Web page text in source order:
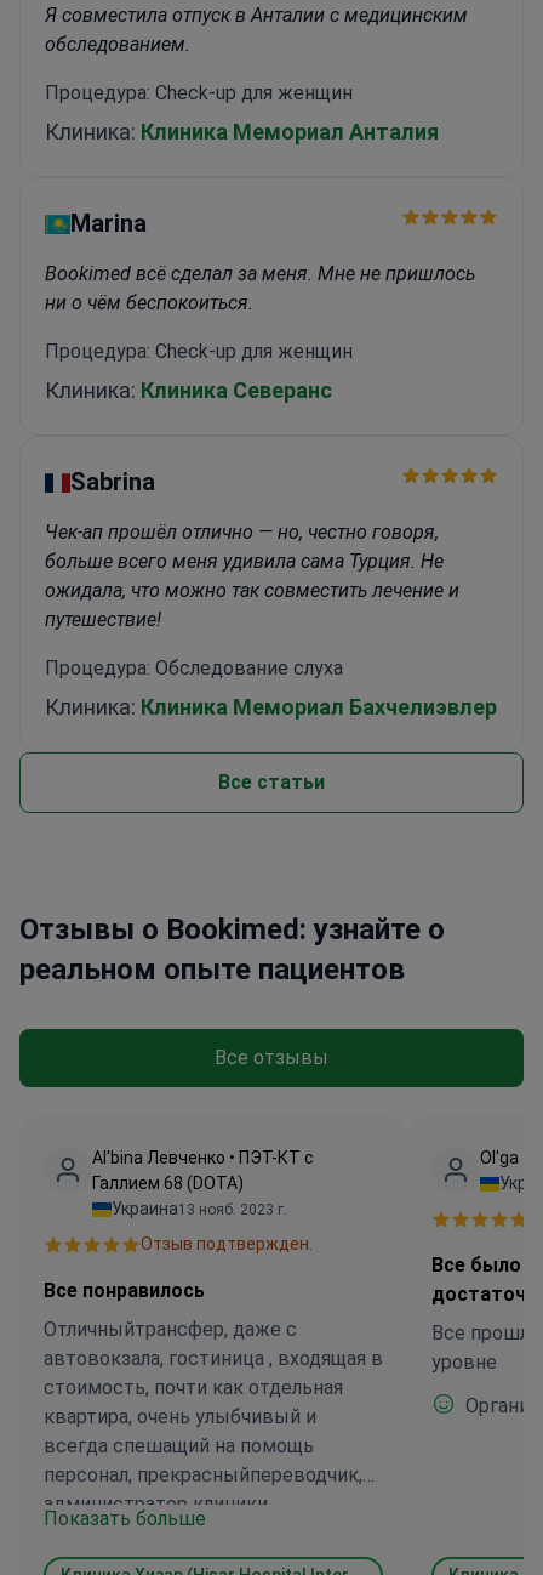
таргетной терапии в соответствии с
уникальным генетическим составом каждой
Я совместила отпуск в Анталии с медицинским
обследованием.
Процедура: Check-up для женщин
Клиника: Клиника Мемориал Анталия
Marina
Bookimed всё сделал за меня. Мне не пришлось
ни о чём беспокоиться.
Процедура: Check-up для женщин
Клиника: Клиника Северанс
Sabrina
Чек-ап прошёл отлично — но, честно говоря,
больше всего меня удивила сама Турция. Не
ожидала, что можно так совместить лечение и
путешествие!
Процедура: Обследование слуха
Клиника: Клиника Мемориал Бахчелиэвлер
Все статьи
Отзывы о Bookimed: узнайте о
реальном опыте пациентов
Все отзывы
Аl'bina Левченко • ПЭТ-КТ с
Галлием 68 (DOTA)
Украина13 нояб. 2023 г.
Отзыв подтвержден.
Все понравилось
Отличныйтрансфер, даже с
автовокзала, гостиница , входящая в
стоимость, почти как отдельная
квартира, очень улыбчивый и
всегда спешащий на помощь
персонал, прекрасныйпереводчик,
администратор клиники.
Понравилось все. Ждут меня через
полгода на контроль. Обязательно
Показать больше
Ol'ga •
Все было
Все
уровне